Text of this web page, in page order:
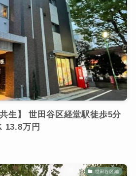
生】 世田谷区経堂駅徒歩5分
13.8万円
世田谷区編